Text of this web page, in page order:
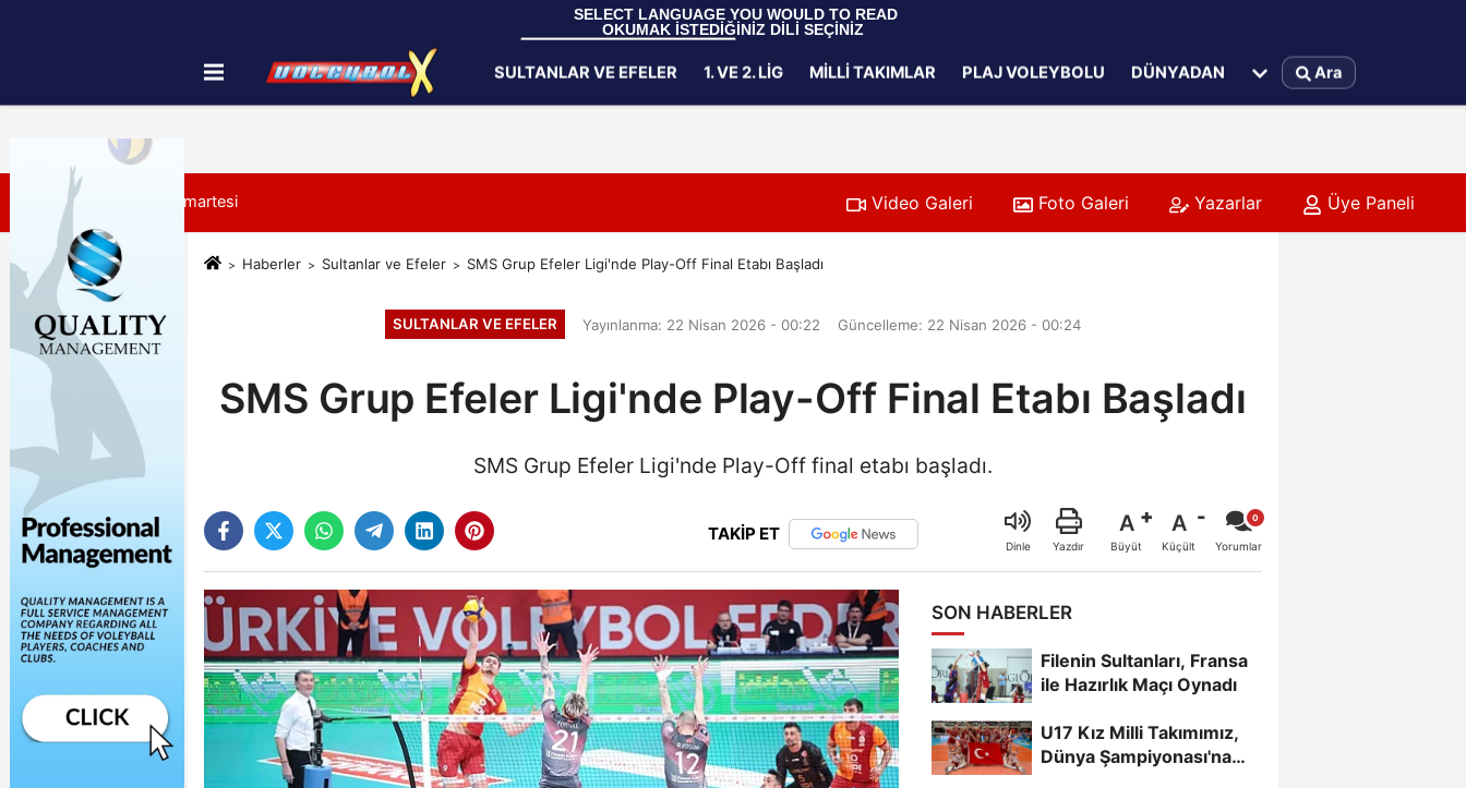
SELECT LANGUAGE YOU WOULD TO READ
OKUMAK İSTEDİĞİNİZ DİLİ SEÇİNİZ
İletişim Çerez Politikası
SULTANLAR VE EFELER 1. VE 2. LIG MILLI TAKIMLAR PLAJ VOLEYBOLU DÜNYADAN Ara
8 Ağustos 2026, Cumartesi Video Galeri Foto Galeri Yazarlar Üye Paneli
Haberler Sultanlar ve Efeler SMS Grup Efeler Ligi'nde Play-Off Final Etabı Başladı
SULTANLAR VE EFELER Yayınlanma: 22 Nisan 2026 - 00:22 Güncelleme: 22 Nisan 2026 - 00:24
SMS Grup Efeler Ligi'nde Play-Off Final Etabı Başladı
SMS Grup Efeler Ligi'nde Play-Off final etabı başladı.
TAKİP ET
Dinle Yazdır
A
Büyüt
A
Küçült Yorumlar
SON HABERLER
Filenin Sultanları, Fransa
ile Hazırlık Maçı Oynadı
U17 Kız Milli Takımımız,
Dünya Şampiyonası'na